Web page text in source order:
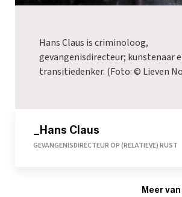
Hans Claus is criminoloog,
gevangenisdirecteur; kunstenaar
transitiedenker. (Foto: © Lieven
_Hans Claus
GEVANGENISDIRECTEUR OP (RELATIEVE) RUST
Meer